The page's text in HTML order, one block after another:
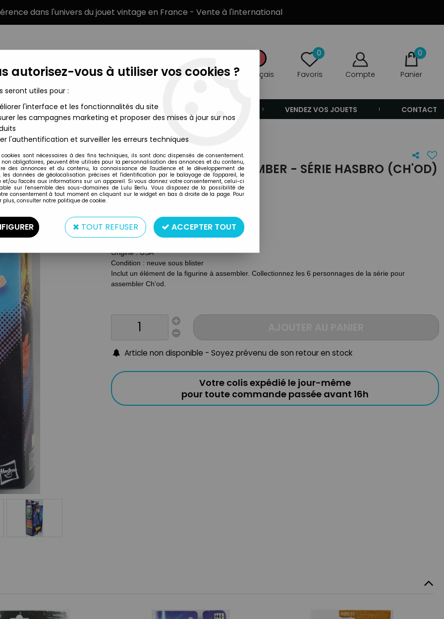
dans l'univers du jouet vintage en France - Vente à l'international
Français
0
Favoris Compte
0
Panier
MARQUES TYPE DE PRODUIT VENDEZ VOS JOUETS CONTACT
- Chamber - Série Hasbro (Ch'od)
Hasbro
MARVEL LEGENDS - CHAMBER - SÉRIE HASBRO (CH'OD)
AR0035921
Taille : 16 cm
Matière : Plastique
Origine : USA
Condition : neuve sous blister
Inclut un élément de la figurine à assembler. Collectionnez les 6 personnages de la série pour
assembler Ch'od.
Article non disponible - Soyez prévenu de son retour en stock
Votre colis expédié le jour-même
pour toute commande passée avant 16h
autorisez-vous à utiliser vos cookies ?
seront utiles pour :
l'interface et les fonctionnalités du site
les campagnes marketing et proposer des mises à jour sur nos
l'authentification et surveiller les erreurs techniques
cookies sont nécessaires à des fins techniques, ils sont donc dispensés de consentement.
non obligatoires, peuvent être utilisés pour la personnalisation des annonces et du contenu,
des annonces et du contenu, la connaissance de l'audience et le développement de
les données de géolocalisation précises et l'identification par le balayage de l'appareil, le
et/ou l'accès aux informations sur un appareil. Si vous donnez votre consentement, celui-ci
sur l’ensemble des sous-domaines de Lulu Berlu. Vous disposez de la possibilité de
consentement à tout moment en cliquant sur le widget en bas à droite de la page. Pour
plus, consulter notre politique de cookie.
TOUT REFUSER ACCEPTER TOUT